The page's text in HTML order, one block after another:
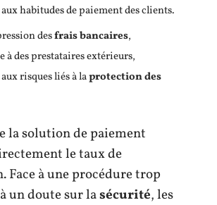
habitudes de paiement des clients.
desfrais bancaires,
à des prestataires extérieurs,
risques liés à laprotection des
la solution de paiement
le taux de
Face à une procédure trop
un doute sur lasécurité, les